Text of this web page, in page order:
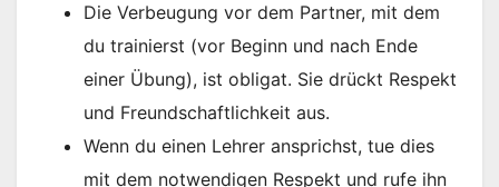
Die Verbeugung vor dem Partner, mit dem
du trainierst (vor Beginn und nach Ende
einer Übung), ist obligat. Sie drückt Respekt
und Freundschaftlichkeit aus.
Wenn du einen Lehrer ansprichst, tue dies
mit dem notwendigen Respekt und rufe ihn